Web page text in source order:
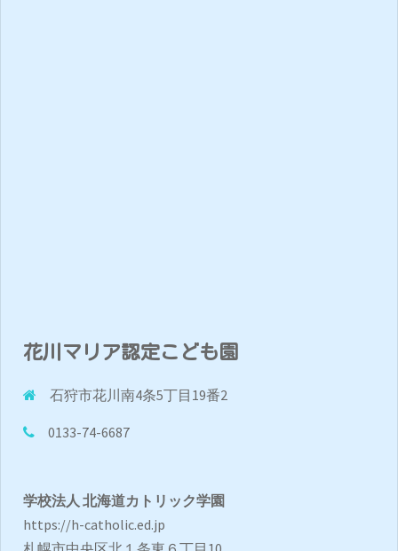
花川マリア認定こども園
石狩市花川南4条5丁目19番2
0133-74-6687
学校法人 北海道カトリック学園
https://h-catholic.ed.jp